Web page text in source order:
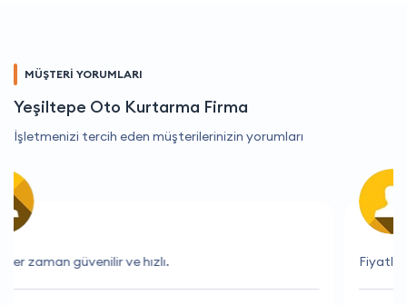
MÜŞTERİ YORUMLARI
Yeşiltepe Oto Kurtarma Firma
İşletmenizi tercih eden müşterilerinizin yorumları
Fiyatlar çok uygun